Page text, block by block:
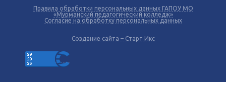
Правила обработки персональных данных ГАПОУ МО
«Мурманский педагогический колледж»
Согласие на обработку персональных данных
Создание сайта – Старт Икс